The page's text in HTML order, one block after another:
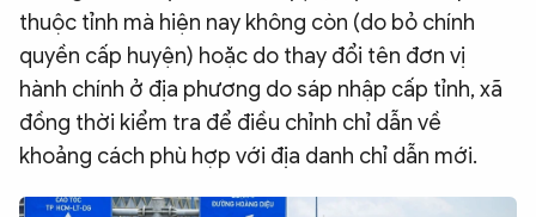
thuộc tỉnh mà hiện nay không còn (do bỏ chính
quyền cấp huyện) hoặc do thay đổi tên đơn vị
hành chính ở địa phương do sáp nhập cấp tỉnh, xã
đồng thời kiểm tra để điều chỉnh chỉ dẫn về
khoảng cách phù hợp với địa danh chỉ dẫn mới.